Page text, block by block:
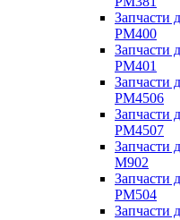
Запчасти
PM400
Запчасти
PM401
Запчасти
PM4506
Запчасти
PM4507
Запчасти
M902
Запчасти
PM504
Запчасти